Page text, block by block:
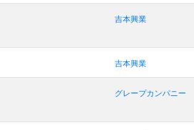
吉本興業
吉本興業
グレープカンパニー